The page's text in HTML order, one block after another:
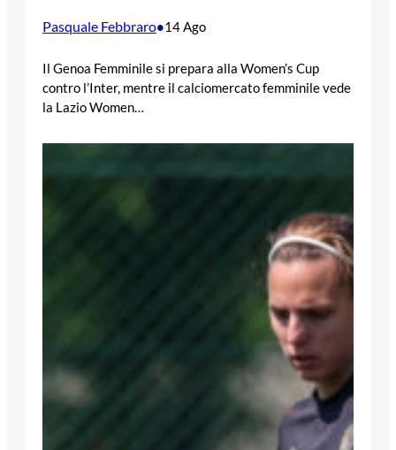
Pasquale Febbraro•14 Ago
Il Genoa Femminile si prepara alla Women’s Cup
contro l’Inter, mentre il calciomercato femminile vede
la Lazio Women…